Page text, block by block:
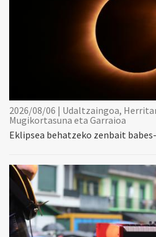
2026/08/06 | Udaltzaingoa,
Mugikortasuna eta Garraioa
Eklipsea behatzeko zenbait